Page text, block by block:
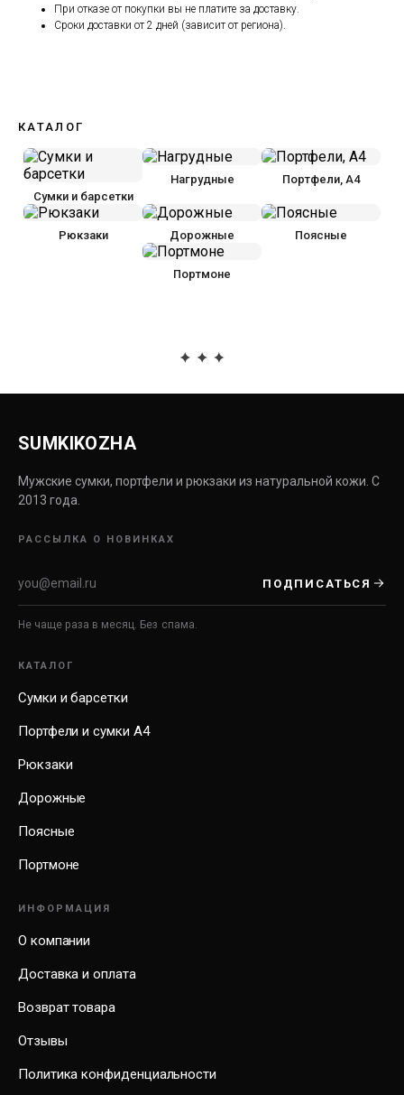
При отказе от покупки вы не платите за доставку.
Сроки доставки от 2 дней (зависит от региона).
КАТАЛОГ
Сумки и барсетки
Нагрудные Портфели, А4
Рюкзаки Дорожные Поясные
Портмоне
SUMKIKOZHA
Мужские сумки, портфели и рюкзаки из натуральной кожи. С
2013 года.
РАССЫЛКА О НОВИНКАХ
ПОДПИСАТЬСЯ
Не чаще раза в месяц. Без спама.
КАТАЛОГ
Сумки и барсетки
Портфели и сумки А4
Рюкзаки
Дорожные
Поясные
Портмоне
ИНФОРМАЦИЯ
О компании
Доставка и оплата
Возврат товара
Отзывы
Политика конфиденциальности